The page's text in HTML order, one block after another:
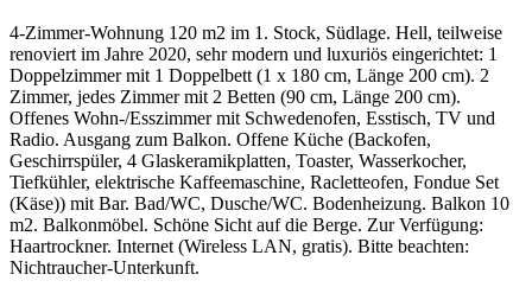
4-Zimmer-Wohnung 120 m2 im 1. Stock, Südlage. Hell, teilweise
renoviert im Jahre 2020, sehr modern und luxuriös eingerichtet: 1
Doppelzimmer mit 1 Doppelbett (1 x 180 cm, Länge 200 cm). 2
Zimmer, jedes Zimmer mit 2 Betten (90 cm, Länge 200 cm).
Offenes Wohn-/Esszimmer mit Schwedenofen, Esstisch, TV und
Radio. Ausgang zum Balkon. Offene Küche (Backofen,
Geschirrspüler, 4 Glaskeramikplatten, Toaster, Wasserkocher,
Tiefkühler, elektrische Kaffeemaschine, Racletteofen, Fondue Set
(Käse)) mit Bar. Bad/WC, Dusche/WC. Bodenheizung. Balkon 10
m2. Balkonmöbel. Schöne Sicht auf die Berge. Zur Verfügung:
Haartrockner. Internet (Wireless LAN, gratis). Bitte beachten:
Nichtraucher-Unterkunft.